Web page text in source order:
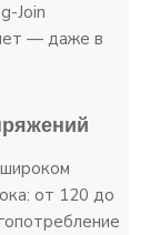
Join
— даже в
от 120 до